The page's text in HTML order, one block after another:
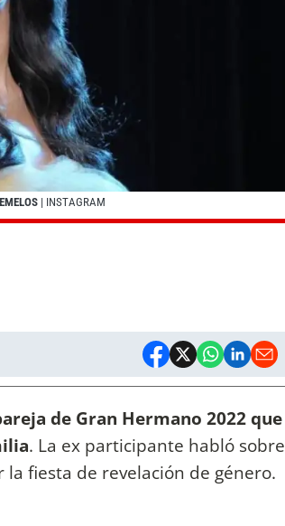
| INSTAGRAM
de Gran Hermano 2022 que
. La ex participante habló sobre
fiesta de revelación de género.